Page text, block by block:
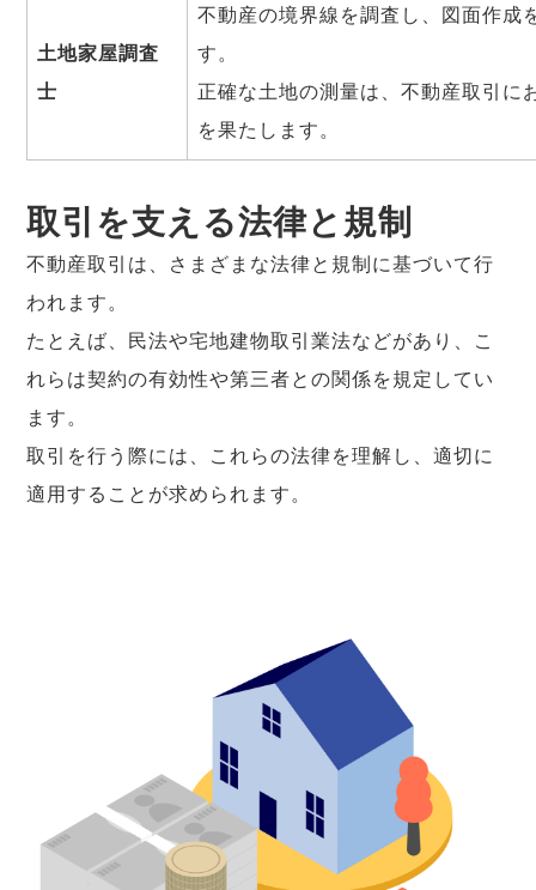
土地家屋調査
士
不動産の境界線を調査し、図面作成
す。
正確な土地の測量は、不動産取引に
を果たします。
取引を支える法律と規制
不動産取引は、さまざまな法律と規制に基づいて行
われます。
たとえば、民法や宅地建物取引業法などがあり、こ
れらは契約の有効性や第三者との関係を規定してい
ます。
取引を行う際には、これらの法律を理解し、適切に
適用することが求められます。